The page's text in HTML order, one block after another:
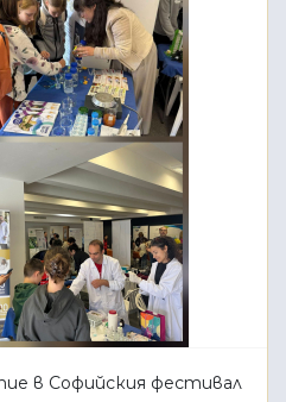
в Софийския фестивал